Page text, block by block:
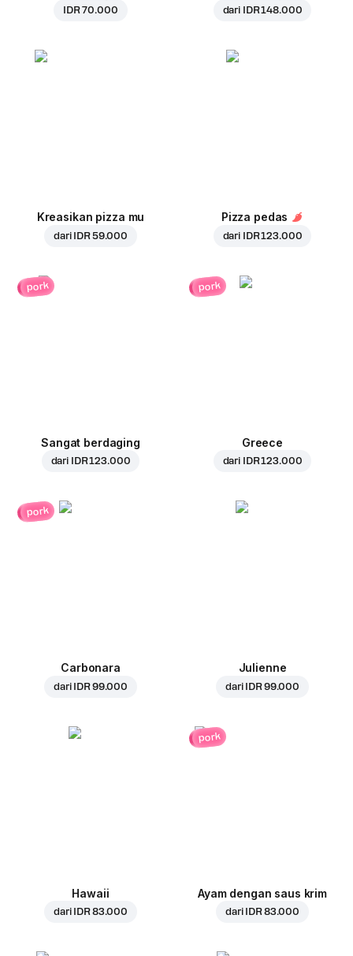
IDR 70.000 dari IDR 148.000
Kreasikan pizza mu
dari IDR 59.000
Pizza pedas
dari IDR 123.000
pork
Sangat berdaging
dari IDR 123.000
pork
Greece
dari IDR 123.000
pork
Carbonara
dari IDR 99.000
Julienne
dari IDR 99.000
Hawaii
dari IDR 83.000
pork
Ayam dengan saus krim
dari IDR 83.000